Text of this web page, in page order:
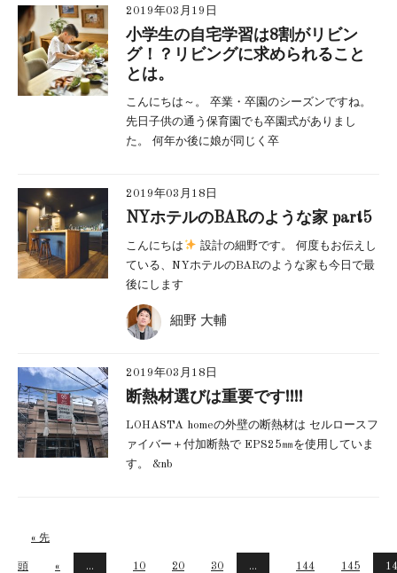
2019年03月19日
小学生の自宅学習は8割がリビン
グ！？リビングに求められること
とは。
こんにちは～。 卒業・卒園のシーズンですね。
先日子供の通う保育園でも卒園式がありまし
た。 何年か後に娘が同じく卒
2019年03月18日
NYホテルのBARのような家 part5
こんにちは
設計の細野です。 何度もお伝えし
ている、NYホテルのBARのような家も今日で最
後にします
細野 大輔
2019年03月18日
断熱材選びは重要です!!!!
LOHASTA homeの外壁の断熱材は セルロースフ
ァイバー＋付加断熱で EPS25㎜を使用していま
す。 &nb
« 先
頭 « ... 10 20 30 ... 144 145